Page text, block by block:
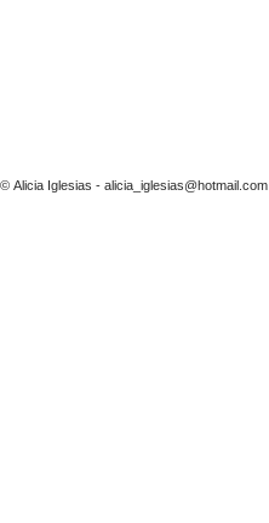
© Alicia Iglesias - alicia_iglesias@hotmail.com